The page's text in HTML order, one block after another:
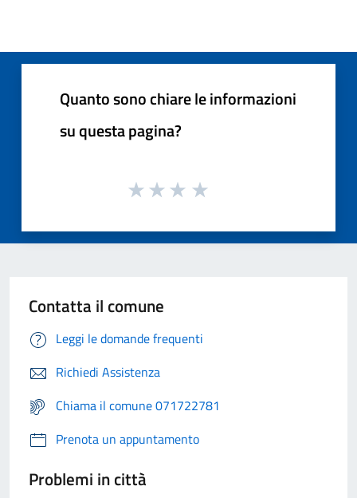
Quanto sono chiare le informazioni
su questa pagina?
Contatta il comune
Leggi le domande frequenti
Richiedi Assistenza
Chiama il comune 071722781
Prenota un appuntamento
Problemi in città